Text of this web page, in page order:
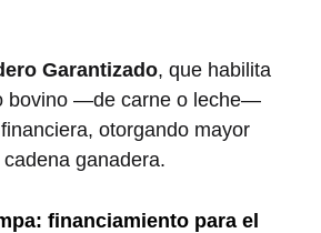
Garantizado, que habilita
bovino —de carne o leche—
otorgando mayor
ganadera.
financiamiento para el